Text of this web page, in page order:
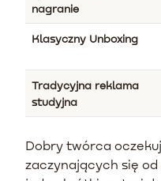
nagranie
Klasyczny Unboxing
Tradycyjna reklama
studyjna
Dobry twórca
zaczynających się od